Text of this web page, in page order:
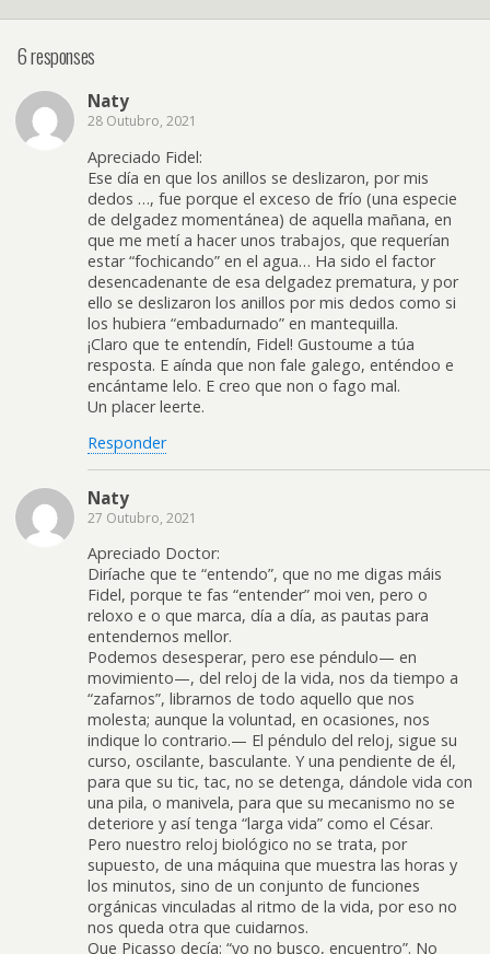
6 responses
Naty
28 Outubro, 2021
Apreciado Fidel:
Ese día en que los anillos se deslizaron, por mis
dedos …, fue porque el exceso de frío (una especie
de delgadez momentánea) de aquella mañana, en
que me metí a hacer unos trabajos, que requerían
estar “fochicando” en el agua… Ha sido el factor
desencadenante de esa delgadez prematura, y por
ello se deslizaron los anillos por mis dedos como si
los hubiera “embadurnado” en mantequilla.
¡Claro que te entendín, Fidel! Gustoume a túa
resposta. E aínda que non fale galego, enténdoo e
encántame lelo. E creo que non o fago mal.
Un placer leerte.
Responder
Naty
27 Outubro, 2021
Apreciado Doctor:
Diríache que te “entendo”, que no me digas máis
Fidel, porque te fas “entender” moi ven, pero o
reloxo e o que marca, día a día, as pautas para
entendernos mellor.
Podemos desesperar, pero ese péndulo— en
movimiento—, del reloj de la vida, nos da tiempo a
“zafarnos”, librarnos de todo aquello que nos
molesta; aunque la voluntad, en ocasiones, nos
indique lo contrario.— El péndulo del reloj, sigue su
curso, oscilante, basculante. Y una pendiente de él,
para que su tic, tac, no se detenga, dándole vida con
una pila, o manivela, para que su mecanismo no se
deteriore y así tenga “larga vida” como el César.
Pero nuestro reloj biológico no se trata, por
supuesto, de una máquina que muestra las horas y
los minutos, sino de un conjunto de funciones
orgánicas vinculadas al ritmo de la vida, por eso no
nos queda otra que cuidarnos.
Que Picasso decía: “yo no busco, encuentro”. No